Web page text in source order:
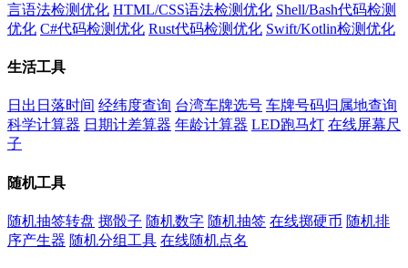
言语法检测优化 HTML/CSS语法检测优化 Shell/Bash代码检测
优化 C#代码检测优化 Rust代码检测优化 Swift/Kotlin检测优化
生活工具
日出日落时间 经纬度查询 台湾车牌选号 车牌号码归属地查询
科学计算器 日期计差算器 年龄计算器 LED跑马灯 在线屏幕尺
子
随机工具
随机抽签转盘 掷骰子 随机数字 随机抽签 在线掷硬币 随机排
序产生器 随机分组工具 在线随机点名